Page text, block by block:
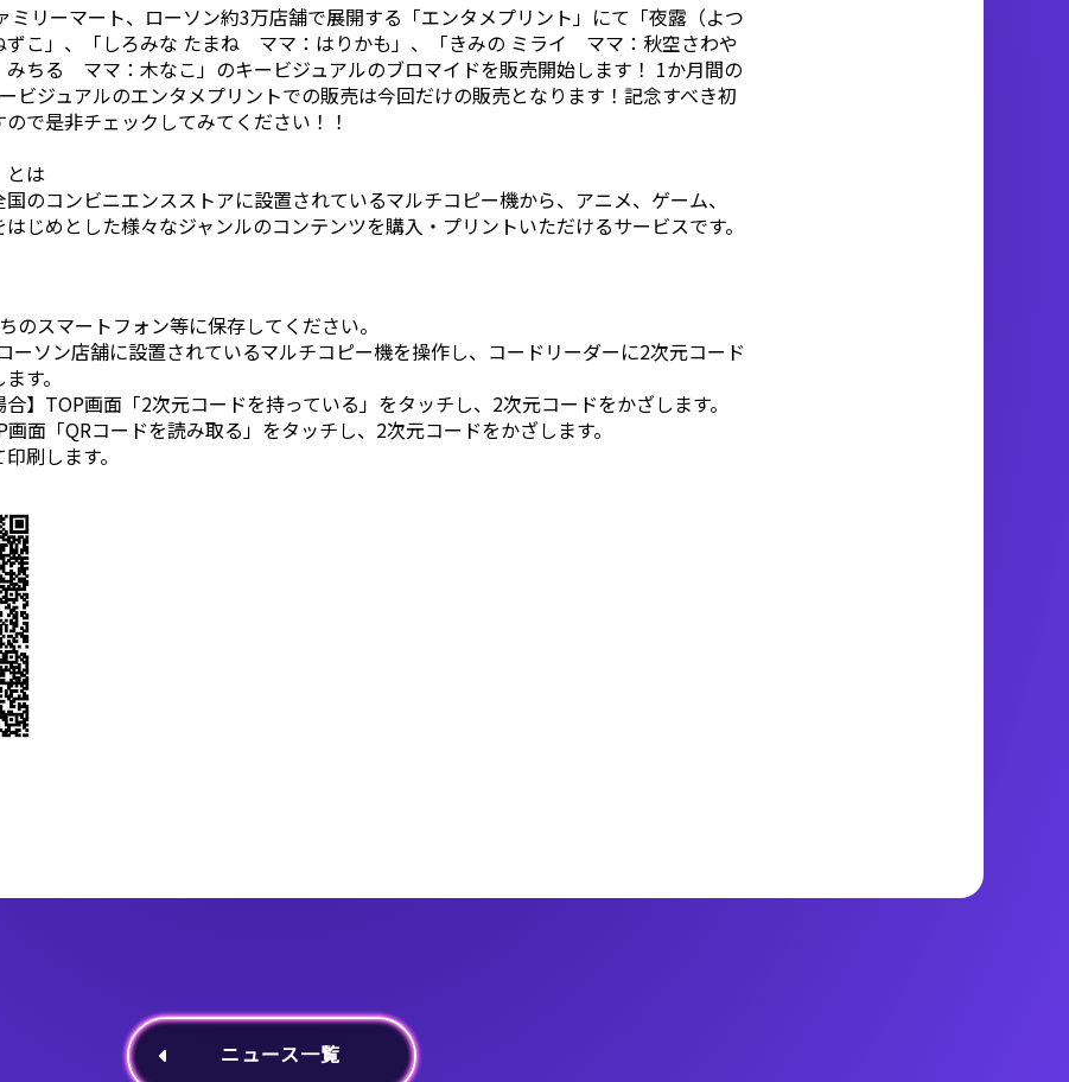
ミリーマート、ローソン約3万店舗で展開する「エンタメプリント」にて「夜露（よつ
こ」、「しろみな たまね ママ：はりかも」、「きみの ミライ ママ：秋空さわや
みちる ママ：木なこ」のキービジュアルのブロマイドを販売開始します！ 1か月間の
ビジュアルのエンタメプリントでの販売は今回だけの販売となります！記念すべき初
で是非チェックしてみてください！！
は
のコンビニエンスストアに設置されているマルチコピー機から、アニメ、ゲーム、
じめとした様々なジャンルのコンテンツを購入・プリントいただけるサービスです。
のスマートフォン等に保存してください。
ーソン店舗に設置されているマルチコピー機を操作し、コードリーダーに2次元コード
す。
合】TOP画面「2次元コードを持っている」をタッチし、2次元コードをかざします。
画面「QRコードを読み取る」をタッチし、2次元コードをかざします。
刷します。
ニュース一覧